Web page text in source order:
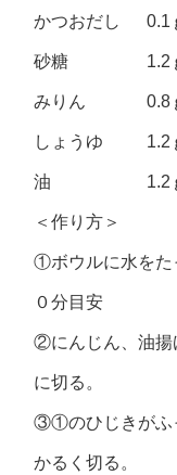
かつおだし 0.1
砂糖 1.2
みりん 0.8
しょうゆ 1.2
油 1.2
＜作り方＞
①ボウルに水をた
０分目安
②にんじん、油揚
に切る。
③①のひじきがふ
かるく切る。